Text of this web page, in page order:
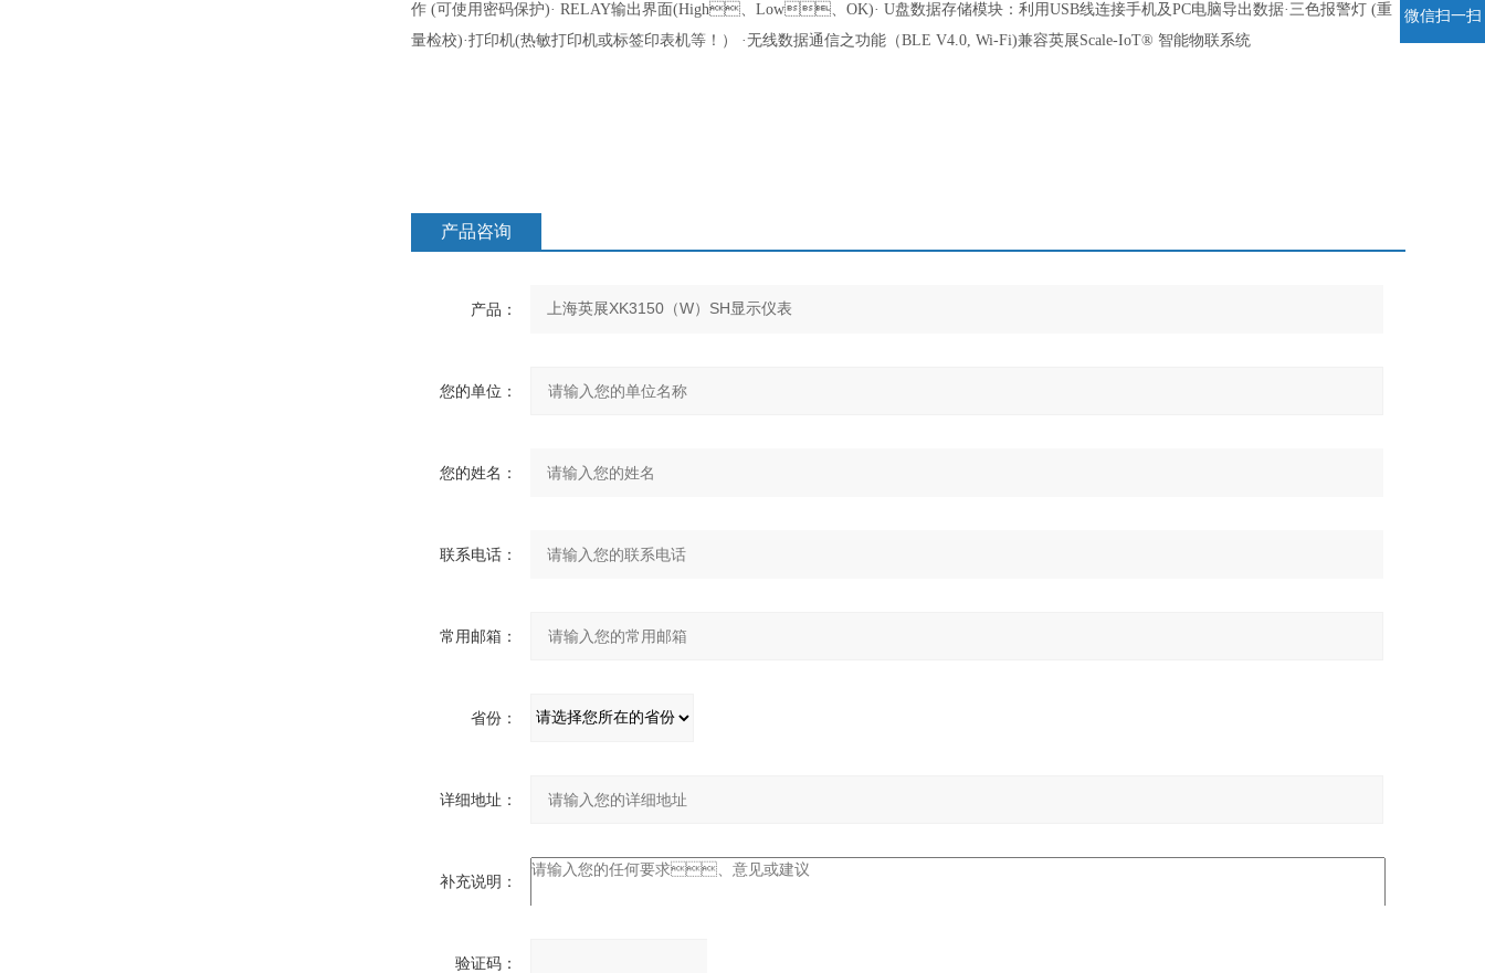
作 (可使用密码保护)· RELAY输出界面(High、Low、OK)· U盘数据存储模块：利用USB线连接手机及PC电脑导出数据·三色报警灯 (重
量检校)·打印机(热敏打印机或标签印表机等！） ·无线数据通信之功能（BLE V4.0, Wi-Fi)兼容英展Scale-IoT® 智能物联系统
产品咨询
产品：
您的单位：
您的姓名：
联系电话：
常用邮箱：
省份：
详细地址：
补充说明：
验证码：
微信扫一扫